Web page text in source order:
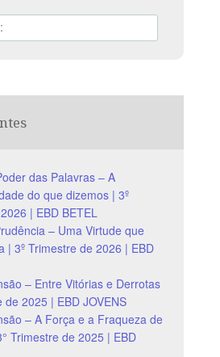
das Palavras – A
do que dizemos | 3º
| EBD BETEL
– Uma Virtude que
| 3º Trimestre de 2026 | EBD
– Entre Vitórias e Derrotas
de 2025 | EBD JOVENS
– A Força e a Fraqueza de
Trimestre de 2025 | EBD